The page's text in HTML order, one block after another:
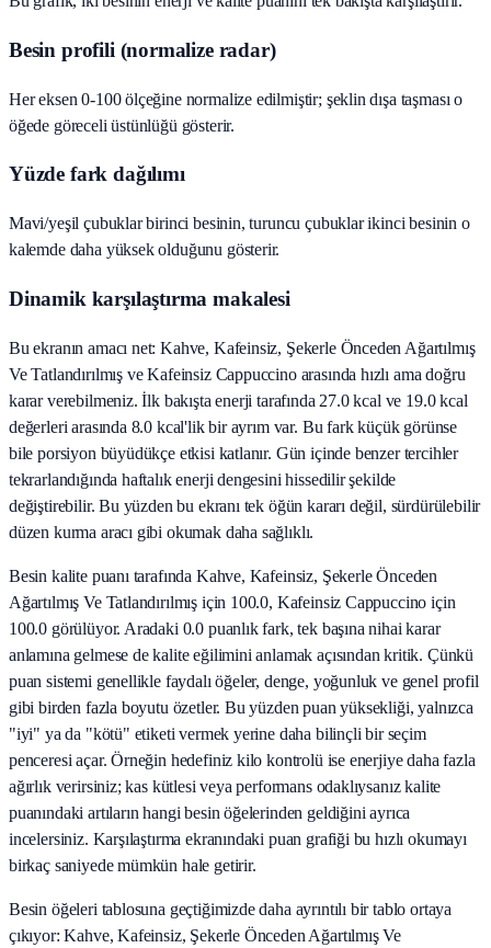
Besin profili (normalize radar)
Her eksen 0-100 ölçeğine normalize edilmiştir; şeklin dışa taşması o
öğede göreceli üstünlüğü gösterir.
Yüzde fark dağılımı
Mavi/yeşil çubuklar birinci besinin, turuncu çubuklar ikinci besinin o
kalemde daha yüksek olduğunu gösterir.
Dinamik karşılaştırma makalesi
Bu ekranın amacı net: Kahve, Kafeinsiz, Şekerle Önceden Ağartılmış
Ve Tatlandırılmış ve Kafeinsiz Cappuccino arasında hızlı ama doğru
karar verebilmeniz. İlk bakışta enerji tarafında 27.0 kcal ve 19.0 kcal
değerleri arasında 8.0 kcal'lik bir ayrım var. Bu fark küçük görünse
bile porsiyon büyüdükçe etkisi katlanır. Gün içinde benzer tercihler
tekrarlandığında haftalık enerji dengesini hissedilir şekilde
değiştirebilir. Bu yüzden bu ekranı tek öğün kararı değil, sürdürülebilir
düzen kurma aracı gibi okumak daha sağlıklı.
Besin kalite puanı tarafında Kahve, Kafeinsiz, Şekerle Önceden
Ağartılmış Ve Tatlandırılmış için 100.0, Kafeinsiz Cappuccino için
100.0 görülüyor. Aradaki 0.0 puanlık fark, tek başına nihai karar
anlamına gelmese de kalite eğilimini anlamak açısından kritik. Çünkü
puan sistemi genellikle faydalı öğeler, denge, yoğunluk ve genel profil
gibi birden fazla boyutu özetler. Bu yüzden puan yüksekliği, yalnızca
"iyi" ya da "kötü" etiketi vermek yerine daha bilinçli bir seçim
penceresi açar. Örneğin hedefiniz kilo kontrolü ise enerjiye daha fazla
ağırlık verirsiniz; kas kütlesi veya performans odaklıysanız kalite
puanındaki artıların hangi besin öğelerinden geldiğini ayrıca
incelersiniz. Karşılaştırma ekranındaki puan grafiği bu hızlı okumayı
birkaç saniyede mümkün hale getirir.
Besin öğeleri tablosuna geçtiğimizde daha ayrıntılı bir tablo ortaya
çıkıyor: Kahve, Kafeinsiz, Şekerle Önceden Ağartılmış Ve